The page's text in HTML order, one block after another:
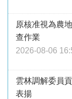
原核准視為農
查作業
2026-08-06
雲林調解委員
表揚